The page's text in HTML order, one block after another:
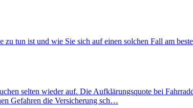
tun ist und wie Sie sich auf einen solchen Fall am
selten wieder auf. Die Aufklärungsquote bei
Gefahren die Versicherung sch…